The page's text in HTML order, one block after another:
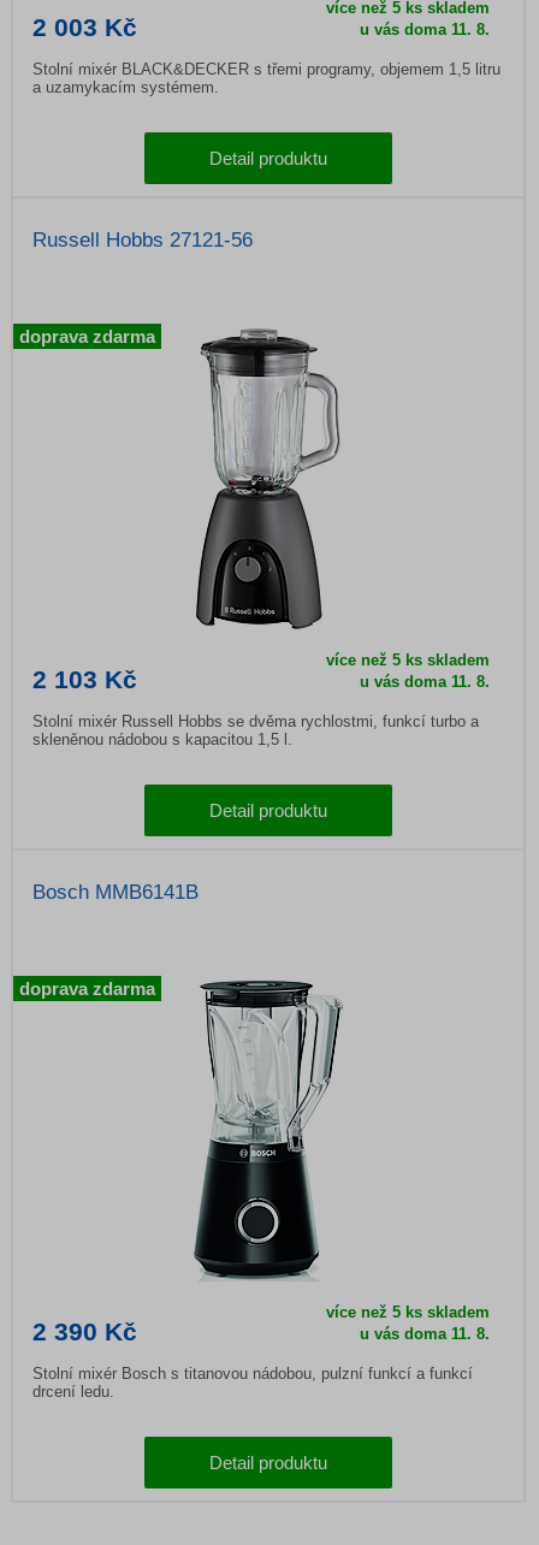
2 003 Kč
více než 5 ks skladem
u vás doma11. 8.
Stolní mixér BLACK&DECKER s třemi programy, objemem 1,5 litru
a uzamykacím systémem.
Detail produktu
Russell Hobbs 27121-56
2 103 Kč
více než 5 ks skladem
u vás doma11. 8.
Stolní mixér Russell Hobbs se dvěma rychlostmi, funkcí turbo a
skleněnou nádobou s kapacitou 1,5 l.
Detail produktu
doprava zdarma
Bosch MMB6141B
2 390 Kč
více než 5 ks skladem
u vás doma11. 8.
Stolní mixér Bosch s titanovou nádobou, pulzní funkcí a funkcí
drcení ledu.
Detail produktu
doprava zdarma